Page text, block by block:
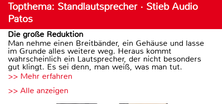
Topthema: Standlautsprecher · Stieb Audio
Patos
Die große Reduktion
Man nehme einen Breitbänder, ein Gehäuse und lasse
im Grunde alles weitere weg. Heraus kommt
wahrscheinlich ein Lautsprecher, der nicht besonders
gut klingt. Es sei denn, man weiß, was man tut.
>> Mehr erfahren
>> Alle anzeigen